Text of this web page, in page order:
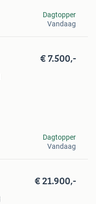
Dagtopper
Vandaag
€ 7.500,-
Dagtopper
Vandaag
€ 21.900,-